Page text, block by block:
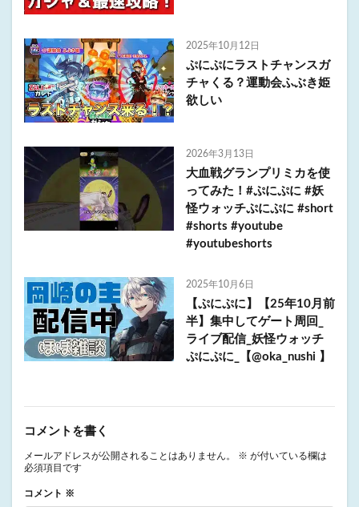
2025年10月12日
ぷにぷにラストチャンスガ
チャくる？運動会ふぶき姫
欲しい
2026年3月13日
大血戦グランプリミカを使
ってみた！#ぷにぷに #妖
怪ウォッチぷにぷに #short
#shorts #youtube
#youtubeshorts
2025年10月6日
【ぷにぷに】【25年10月前
半】集中してゲート周回_
ライブ配信_妖怪ウォッチ
ぷにぷに_【@oka_nushi 】
コメントを書く
メールアドレスが公開されることはありません。 ※ が付いている欄は
必須項目です
コメント ※